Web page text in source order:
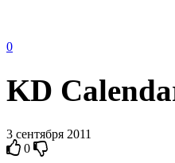
0
KD
3 сентября 2011
0